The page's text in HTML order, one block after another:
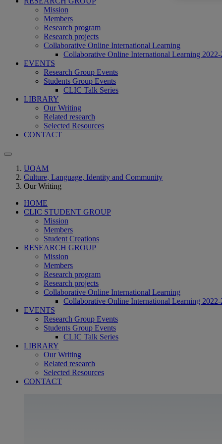
Mission
Members
Research program
Research projects
Collaborative Online International Learning
Collaborative Online International Learning 2022-
EVENTS
Research Group Events
Students Group Events
CLIC Talk Series
LIBRARY
Our Writing
Related research
Selected Resources
CONTACT
UQAM
Culture, Language, Identity and Community
Our Writing
HOME
CLIC STUDENT GROUP
Mission
Members
Student Creations
RESEARCH GROUP
Mission
Members
Research program
Research projects
Collaborative Online International Learning
Collaborative Online International Learning 2022-
EVENTS
Research Group Events
Students Group Events
CLIC Talk Series
LIBRARY
Our Writing
Related research
Selected Resources
CONTACT